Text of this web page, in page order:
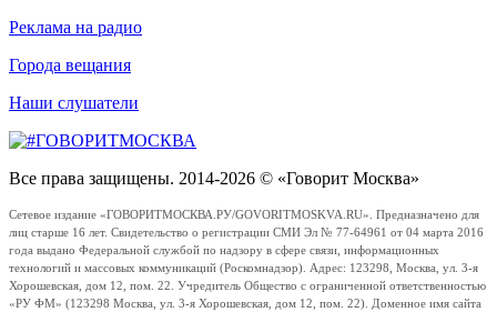
Реклама на радио
Города вещания
Наши слушатели
Все права защищены. 2014-2026 © «Говорит Москва»
Сетевое издание «ГОВОРИТМОСКВА.РУ/GOVORITMOSKVA.RU». Предназначено для
лиц старше 16 лет. Свидетельство о регистрации СМИ Эл № 77-64961 от 04 марта 2016
года выдано Федеральной службой по надзору в сфере связи, информационных
технологий и массовых коммуникаций (Роскомнадзор). Адрес: 123298, Москва, ул. 3-я
Хорошевская, дом 12, пом. 22. Учредитель Общество с ограниченной ответственностью
«РУ ФМ» (123298 Москва, ул. 3-я Хорошевская, дом 12, пом. 22). Доменное имя сайта